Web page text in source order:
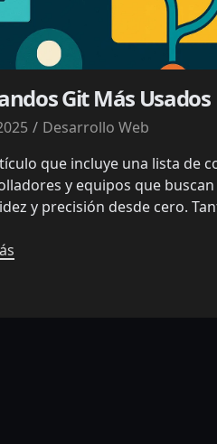
Git Más Usados
Desarrollo Web
que incluye una lista de
y equipos que
y precisión desde cero.